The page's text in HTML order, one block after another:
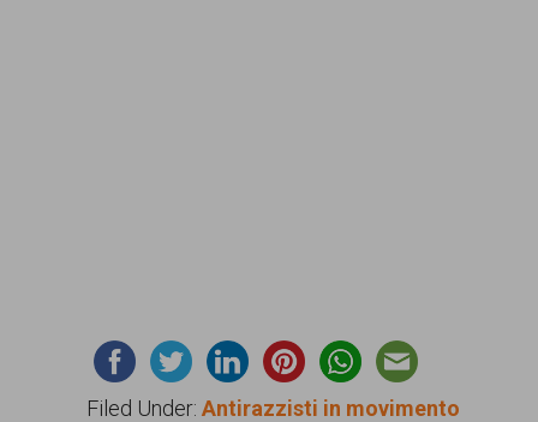
Filed Under: Antirazzisti in movimento